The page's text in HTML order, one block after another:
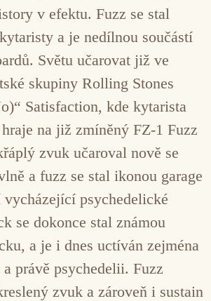
v efektu. Fuzz se stal
a je nedílnou součástí
Světu učarovat již ve
skupiny Rolling Stones
Satisfaction, kde kytarista
na již zmíněný FZ-1 Fuzz
zvuk učaroval nově se
a fuzz se stal ikonou garage
psychedelické
se dokonce stal známou
a je i dnes uctíván zejména
právě psychedelii. Fuzz
zvuk a zároveň i sustain